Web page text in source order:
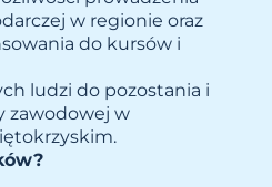
w regionie oraz
do kursów i
ludzi do pozostania i
zawodowej w